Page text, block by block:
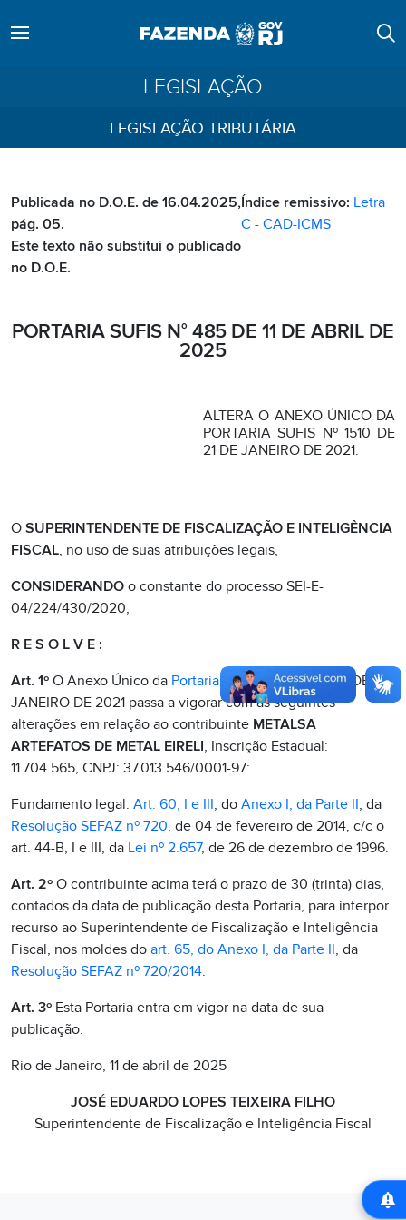
LEGISLAÇÃO
LEGISLAÇÃO TRIBUTÁRIA
Publicada no D.O.E. de 16.04.2025,
pág. 05.
Este texto não substitui o publicado
no D.O.E.
Índice remissivo: Letra
C - CAD-ICMS
PORTARIA SUFIS N° 485 DE 11 DE ABRIL DE
2025
ALTERA O ANEXO ÚNICO DA
PORTARIA SUFIS Nº 1510 DE
21 DE JANEIRO DE 2021.
O SUPERINTENDENTE DE FISCALIZAÇÃO E INTELIGÊNCIA
FISCAL, no uso de suas atribuições legais,
CONSIDERANDO o constante do processo SEI-E-
04/224/430/2020,
R E S O L V E :
Art. 1º O Anexo Único da Portaria SUFIS Nº 1510DE 21 DE
JANEIRO DE 2021 passa a vigorar com as seguintes
alterações em relação ao contribuinte METALSA
ARTEFATOS DE METAL EIRELI, Inscrição Estadual:
11.704.565, CNPJ: 37.013.546/0001-97:
Fundamento legal: Art. 60, I e III, do Anexo I, da Parte II, da
Resolução SEFAZ nº 720, de 04 de fevereiro de 2014, c/c o
art. 44-B, I e III, da Lei nº 2.657, de 26 de dezembro de 1996.
Art. 2º O contribuinte acima terá o prazo de 30 (trinta) dias,
contados da data de publicação desta Portaria, para interpor
recurso ao Superintendente de Fiscalização e Inteligência
Fiscal, nos moldes do art. 65, do Anexo I, da Parte II, da
Resolução SEFAZ nº 720/2014.
Art. 3º Esta Portaria entra em vigor na data de sua
publicação.
Rio de Janeiro, 11 de abril de 2025
JOSÉ EDUARDO LOPES TEIXEIRA FILHO
Superintendente de Fiscalização e Inteligência Fiscal